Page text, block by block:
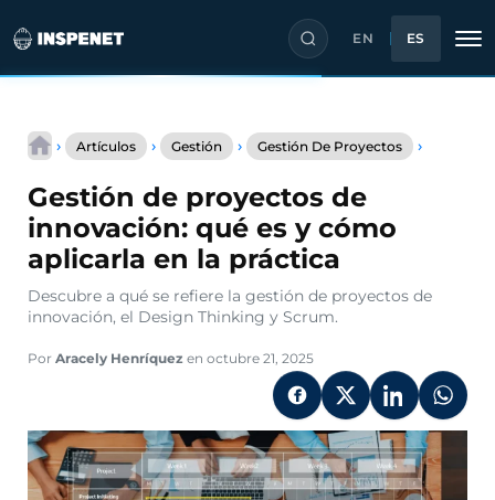
contenido
EN ES
› Artículos › Gestión › Gestión De Proyectos ›
cómo
práctica
Gestión de proyectos de
innovación: qué es y cómo
aplicarla en la práctica
Descubre a qué se refiere la gestión de proyectos de
innovación, el Design Thinking y Scrum.
Por Aracely Henríquez en octubre 21, 2025